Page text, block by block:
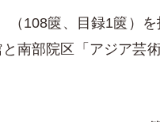
（108篋、目録1篋）
南部院区「アジア芸